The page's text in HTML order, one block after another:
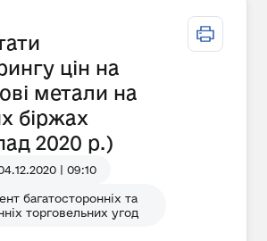
цін на
метали на
біржах
2020 р.)
| 09:10
багатосторонніх та
торговельних угод